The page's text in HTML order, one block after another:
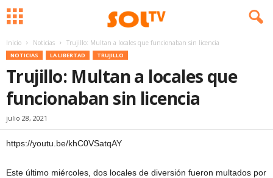
Inicio Noticias Trujillo: Multan a locales que funcionaban sin licencia
NOTICIAS LA LIBERTAD TRUJILLO
Trujillo: Multan a locales que
funcionaban sin licencia
julio 28, 2021
https://youtu.be/khC0VSatqAY
Este último miércoles, dos locales de diversión fueron multados por